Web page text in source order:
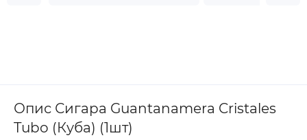
Опис Сигара Guantanamera Cristales
Tubo (Куба) (1шт)